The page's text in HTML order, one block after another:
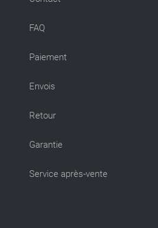
FAQ
Paiement
Envois
Retour
Garantie
Service après-vente